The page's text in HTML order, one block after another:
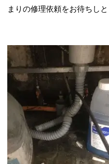
まりの修理依頼をお待ちし